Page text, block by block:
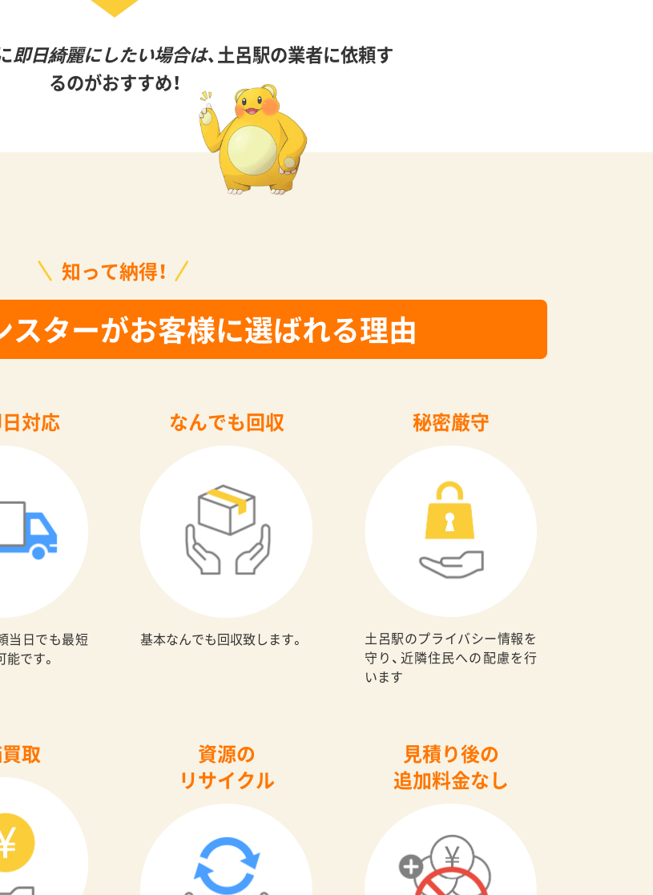
即日綺麗にしたい場合は、土呂駅の業者に依頼す
るのがおすすめ！
知って納得！
スターがお客様に選ばれる理由
対応
当日でも最短
です。
なんでも回収
基本なんでも回収致します。
秘密厳守
土呂駅のプライバシー情報を
守り、近隣住民への配慮を行
います
取
資源の
リサイクル
見積り後の
追加料金なし